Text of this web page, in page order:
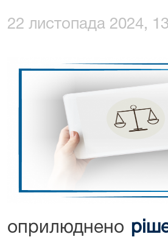
22 листопада 2024,
оприлюднено